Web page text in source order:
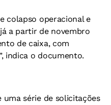
colapso operacional e
a partir de novembro
de caixa, com
indica o documento.
uma série de solicitações